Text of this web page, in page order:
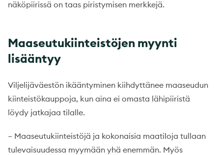
näköpiirissä on taas piristymisen merkkejä.
Maaseutukiinteistöjen myynti
lisääntyy
Viljelijäväestön ikääntyminen kiihdyttänee maaseudun
kiinteistökauppoja, kun aina ei omasta lähipiiristä
löydy jatkajaa tilalle.
– Maaseutukiinteistöjä ja kokonaisia maatiloja tullaan
tulevaisuudessa myymään yhä enemmän. Myös